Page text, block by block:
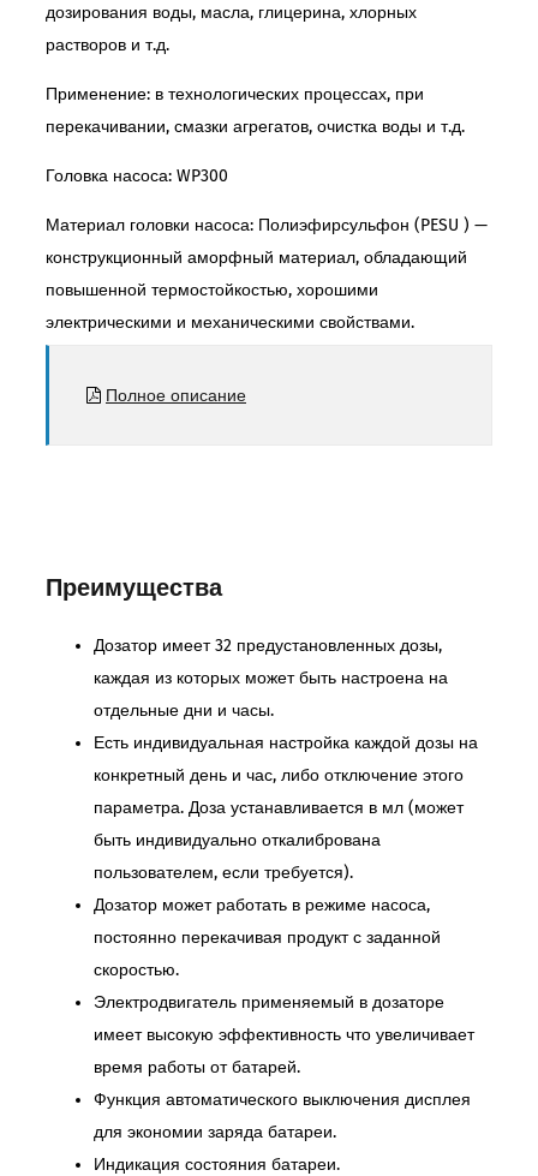
дозирования воды, масла, глицерина, хлорных
растворов и т.д.
Применение: в технологических процессах, при
перекачивании, смазки агрегатов, очистка воды и т.д.
Головка насоса: WP300
Материал головки насоса: Полиэфирсульфон (PESU ) —
конструкционный аморфный материал, обладающий
повышенной термостойкостью, хорошими
электрическими и механическими свойствами.
Полное описание
Преимущества
Дозатор имеет 32 предустановленных дозы,
каждая из которых может быть настроена на
отдельные дни и часы.
Есть индивидуальная настройка каждой дозы на
конкретный день и час, либо отключение этого
параметра. Доза устанавливается в мл (может
быть индивидуально откалибрована
пользователем, если требуется).
Дозатор может работать в режиме насоса,
постоянно перекачивая продукт с заданной
скоростью.
Электродвигатель применяемый в дозаторе
имеет высокую эффективность что увеличивает
время работы от батарей.
Функция автоматического выключения дисплея
для экономии заряда батареи.
Индикация состояния батареи.